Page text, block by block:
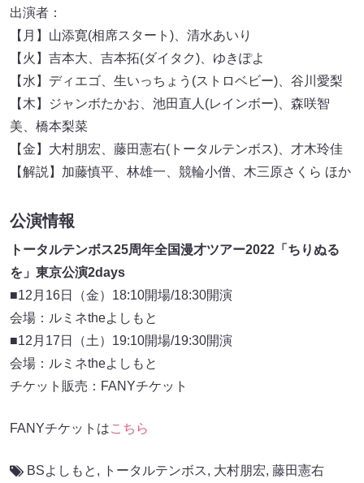
出演者：
【月】山添寛(相席スタート)、清水あいり
【火】吉本大、吉本拓(ダイタク)、ゆきぽよ
【水】ディエゴ、生いっちょう(ストロベビー)、谷川愛梨
【木】ジャンボたかお、池田直人(レインボー)、森咲智
美、橋本梨菜
【金】大村朋宏、藤田憲右(トータルテンボス)、才木玲佳
【解説】加藤慎平、林雄一、競輪小僧、木三原さくら ほか
公演情報
トータルテンボス25周年全国漫才ツアー2022「ちりぬる
を」東京公演2days
■12月16日（金）18:10開場/18:30開演
会場：ルミネtheよしもと
■12月17日（土）19:10開場/19:30開演
会場：ルミネtheよしもと
チケット販売：FANYチケット
FANYチケットはこちら
BSよしもと , トータルテンボス, 大村朋宏, 藤田憲右